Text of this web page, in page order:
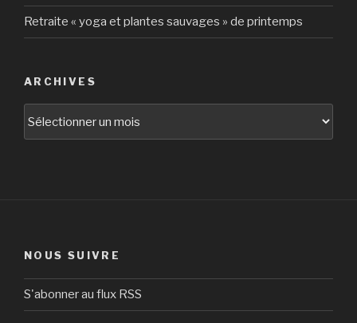
Retraite « yoga et plantes sauvages » de printemps
ARCHIVES
NOUS SUIVRE
S'abonner au flux RSS